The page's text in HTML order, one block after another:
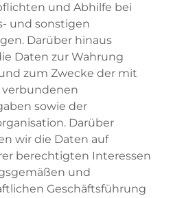
und Abhilfe bei
und sonstigen
Darüber hinaus
Daten zur Wahrung
zum Zwecke der mit
sowie der
Darüber
wir die Daten auf
berechtigten Interessen
und
Geschäftsführung